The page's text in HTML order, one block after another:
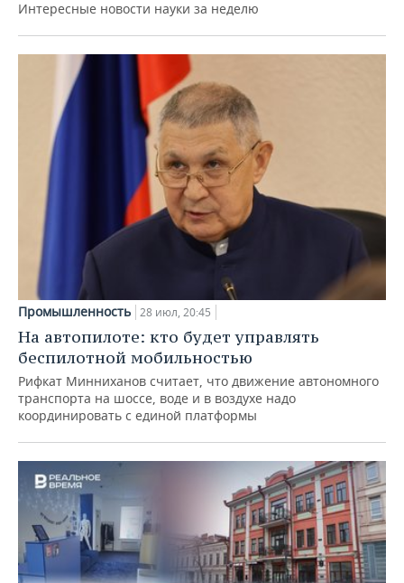
Интересные новости науки за неделю
Промышленность 28 июл, 20:45
На автопилоте: кто будет управлять
беспилотной мобильностью
Рифкат Минниханов считает, что движение автономного
транспорта на шоссе, воде и в воздухе надо
координировать с единой платформы